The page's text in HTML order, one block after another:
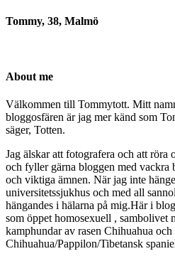
Tommy, 38, Malmö
About me
Välkommen till Tommytott. Mitt
bloggosfären är jag mer känd som
säger, Totten.
Jag älskar att fotografera och att
och fyller gärna bloggen med vackra
och viktiga ämnen. När jag inte
universitetssjukhus och med all
hängandes i hälarna på mig.Här i
som öppet homosexuell , sambolivet
kamphundar av rasen Chihuahua och
Chihuahua/Pappilon/Tibetansk